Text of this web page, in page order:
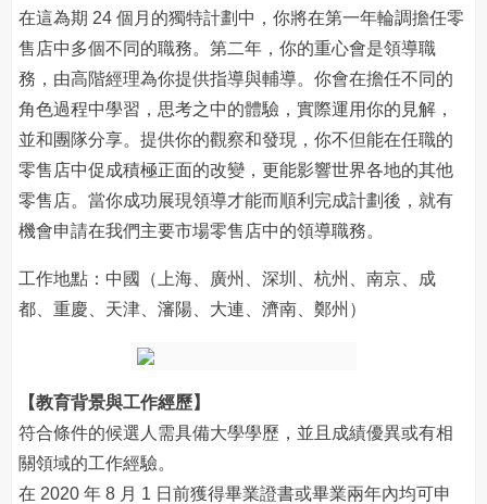
在這為期 24 個月的獨特計劃中，你將在第一年輪調擔任零
售店中多個不同的職務。第二年，你的重心會是領導職
務，由高階經理為你提供指導與輔導。你會在擔任不同的
角色過程中學習，思考之中的體驗，實際運用你的見解，
並和團隊分享。提供你的觀察和發現，你不但能在任職的
零售店中促成積極正面的改變，更能影響世界各地的其他
零售店。當你成功展現領導才能而順利完成計劃後，就有
機會申請在我們主要市場零售店中的領導職務。
工作地點：中國（上海、廣州、深圳、杭州、南京、成
都、重慶、天津、瀋陽、大連、濟南、鄭州）
【教育背景與工作經歷】
符合條件的候選人需具備大學學歷，並且成績優異或有相
關領域的工作經驗。
在 2020 年 8 月 1 日前獲得畢業證書或畢業兩年內均可申